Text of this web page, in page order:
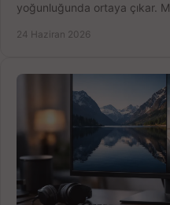
yoğunluğunda ortaya çıkar.
24 Haziran 2026